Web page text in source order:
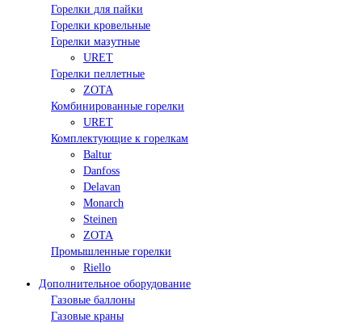
Горелки для пайки
Горелки кровельные
Горелки мазутные
URET
Горелки пеллетные
ZOTA
Комбинированные горелки
URET
Комплектующие к горелкам
Baltur
Danfoss
Delavan
Monarch
Steinen
ZOTA
Промышленные горелки
Riello
Дополнительное оборудование
Газовые баллоны
Газовые краны